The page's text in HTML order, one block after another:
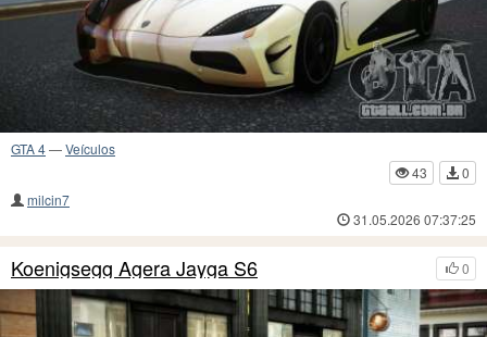
GTA 4—Veículos
43
0
milcin7
31.05.2026 07:37:25
0
Koenigsegg Agera Jayga S6